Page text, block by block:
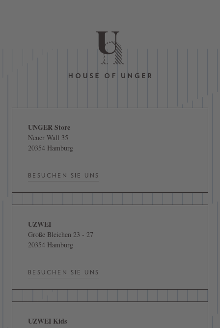
UNGER Store
Neuer Wall 35
20354 Hamburg
BESUCHEN SIE UNS
UZWEI
Große Bleichen 23 - 27
20354 Hamburg
BESUCHEN SIE UNS
UZWEI Kids